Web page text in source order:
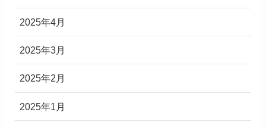
2025年4月
2025年3月
2025年2月
2025年1月